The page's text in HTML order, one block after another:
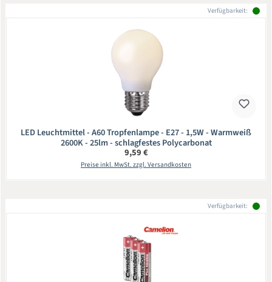
Verfügbarkeit:
LED Leuchtmittel - A60 Tropfenlampe - E27 - 1,5W - Warmweiß
2600K - 25lm - schlagfestes Polycarbonat
Regulärer Preis:
9,59 €
Preise inkl. MwSt. zzgl. Versandkosten
Verfügbarkeit: